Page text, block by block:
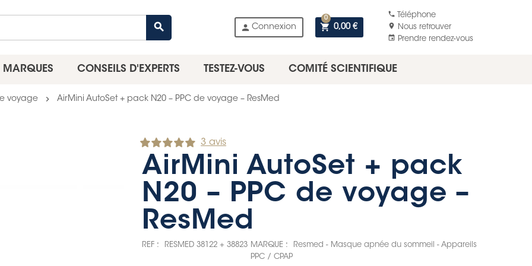
search person Connexion shopping_cart 0,00 €
0
phone Téléphone
location_on
Nous retrouver
event
Prendre rendez-vous
MARQUES CONSEILS D'EXPERTS TESTEZ-VOUS COMITÉ SCIENTIFIQUE
voyage chevron_right AirMini AutoSet + pack N20 – PPC de voyage – ResMed
3 avis
AirMini AutoSet + pack
N20 – PPC de voyage –
ResMed
REF : RESMED 38122 + 38823 MARQUE :
Resmed - Masque apnée du sommeil - Appareils
PPC / CPAP